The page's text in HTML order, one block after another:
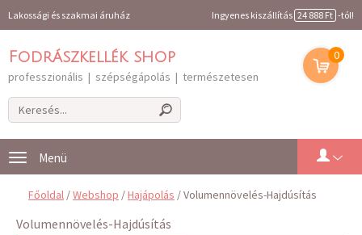
Lakossági és szakmai áruház Ingyenes kiszállítás 24 888 Ft -tól!
Fodrászkellék shop
professzionális | szépségápolás | természetesen
0
Toggle
navigation
Főoldal /Webshop /Hajápolás / Volumennövelés-Hajdúsítás
Volumennövelés-Hajdúsítás